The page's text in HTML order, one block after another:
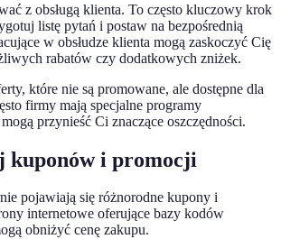
z obsługą klienta. To często kluczowy krok
listę pytań i postaw na bezpośrednią
w obsłudze klienta mogą zaskoczyć Cię
rabatów czy dodatkowych zniżek.
które nie są promowane, ale dostępne dla
firmy mają specjalne programy
przynieść Ci znaczące oszczędności.
kuponów i promocji
pojawiają się różnorodne kupony i
internetowe oferujące bazy kodów
obniżyć cenę zakupu.